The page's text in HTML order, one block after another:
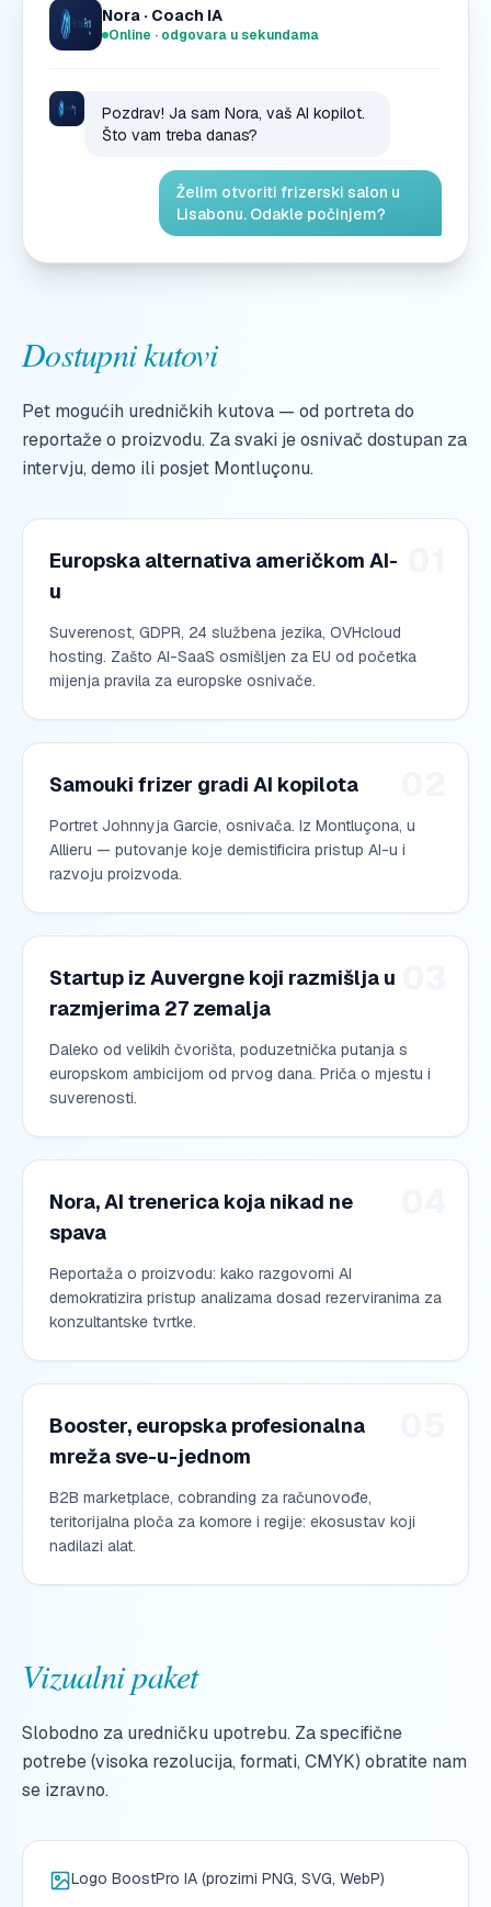
Nora · Coach IA
Online · odgovara u sekundama
Pozdrav! Ja sam Nora, vaš AI kopilot.
Što vam treba danas?
Želim otvoriti frizerski salon u
Lisabonu. Odakle počinjem?
Dostupni kutovi
Pet mogućih uredničkih kutova — od portreta do
reportaže o proizvodu. Za svaki je osnivač dostupan za
intervju, demo ili posjet Montluçonu.
Europska alternativa američkom AI-
u
Suverenost, GDPR, 24 službena jezika, OVHcloud
hosting. Zašto AI-SaaS osmišljen za EU od početka
mijenja pravila za europske osnivače.
Samouki frizer gradi AI kopilota
Portret Johnnyja Garcie, osnivača. Iz Montluçona, u
Allieru — putovanje koje demistificira pristup AI-u i
razvoju proizvoda.
Startup iz Auvergne koji razmišlja u
razmjerima 27 zemalja
Daleko od velikih čvorišta, poduzetnička putanja s
europskom ambicijom od prvog dana. Priča o mjestu i
suverenosti.
Nora, AI trenerica koja nikad ne
spava
Reportaža o proizvodu: kako razgovorni AI
demokratizira pristup analizama dosad rezerviranima za
konzultantske tvrtke.
Booster, europska profesionalna
mreža sve-u-jednom
B2B marketplace, cobranding za računovođe,
teritorijalna ploča za komore i regije: ekosustav koji
nadilazi alat.
Vizualni paket
Slobodno za uredničku upotrebu. Za specifične
potrebe (visoka rezolucija, formati, CMYK) obratite nam
se izravno.
Logo BoostPro IA (prozirni PNG, SVG, WebP)